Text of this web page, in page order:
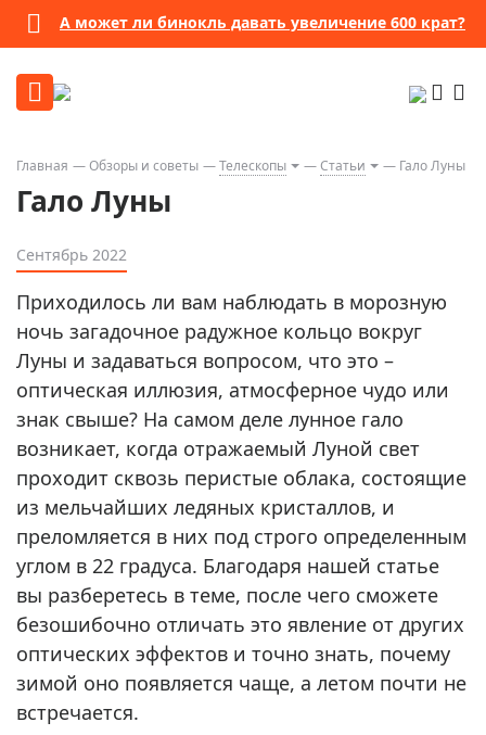
А может ли бинокль давать увеличение 600 крат?
Главная Обзоры и советы Телескопы Статьи Гало Луны
Гало Луны
Сентябрь 2022
Приходилось ли вам наблюдать в морозную
ночь загадочное радужное кольцо вокруг
Луны и задаваться вопросом, что это –
оптическая иллюзия, атмосферное чудо или
знак свыше? На самом деле лунное гало
возникает, когда отражаемый Луной свет
проходит сквозь перистые облака, состоящие
из мельчайших ледяных кристаллов, и
преломляется в них под строго определенным
углом в 22 градуса. Благодаря нашей статье
вы разберетесь в теме, после чего сможете
безошибочно отличать это явление от других
оптических эффектов и точно знать, почему
зимой оно появляется чаще, а летом почти не
встречается.